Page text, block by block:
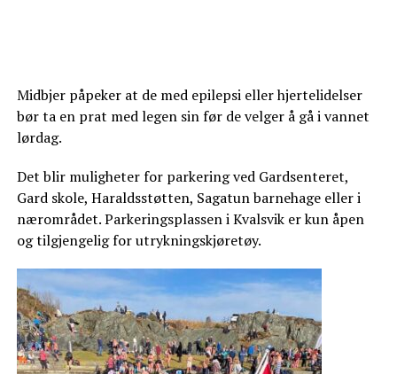
Midbjer påpeker at de med epilepsi eller hjertelidelser
bør ta en prat med legen sin før de velger å gå i vannet
lørdag.
Det blir muligheter for parkering ved Gardsenteret,
Gard skole, Haraldsstøtten, Sagatun barnehage eller i
nærområdet. Parkeringsplassen i Kvalsvik er kun åpen
og tilgjengelig for utrykningskjøretøy.